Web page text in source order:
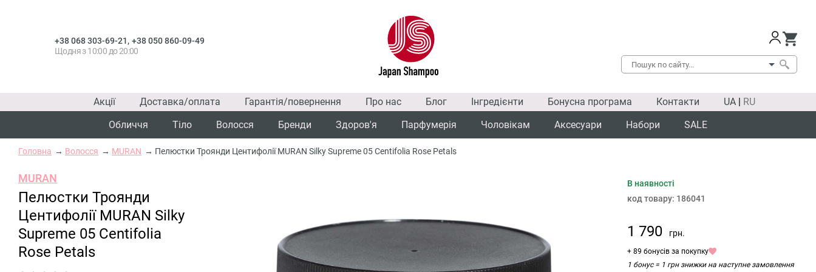
+38 068 303-69-21, +38 050 860-09-49
Щодня з 10:00 до 20:00
Акції Доставка/оплата Гарантія/повернення Про нас Блог Інгредієнти Бонусна програма Контакти UA | RU
Обличчя
Тіло Волосся Бренди Здоров'я Парфумерія Чоловікам Аксесуари Набори SALE
Головна Волосся MURAN Пелюстки Троянди Центифолії MURAN Silky Supreme 05 Centifolia Rose Petals
MURAN
Пелюстки Троянди
Центифолії MURAN Silky
Supreme 05 Centifolia
Rose Petals
В наявності
код товару: 186041
1 790 грн.
+ 89 бонусів за покупку
1 бонус = 1 грн знижки на наступне замовлення